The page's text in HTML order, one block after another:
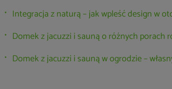
Integracja z naturą – jak wpleść design w
Domek z jacuzzi i sauną o różnych porach
Domek z jacuzzi i sauną w ogrodzie –